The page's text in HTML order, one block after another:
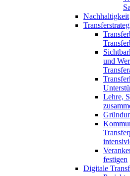
Nachhaltigkeit
und
Lehre,
festigen
Digitale